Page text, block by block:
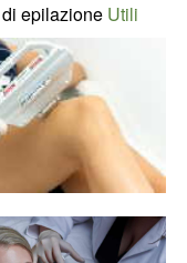
epilazione Utili